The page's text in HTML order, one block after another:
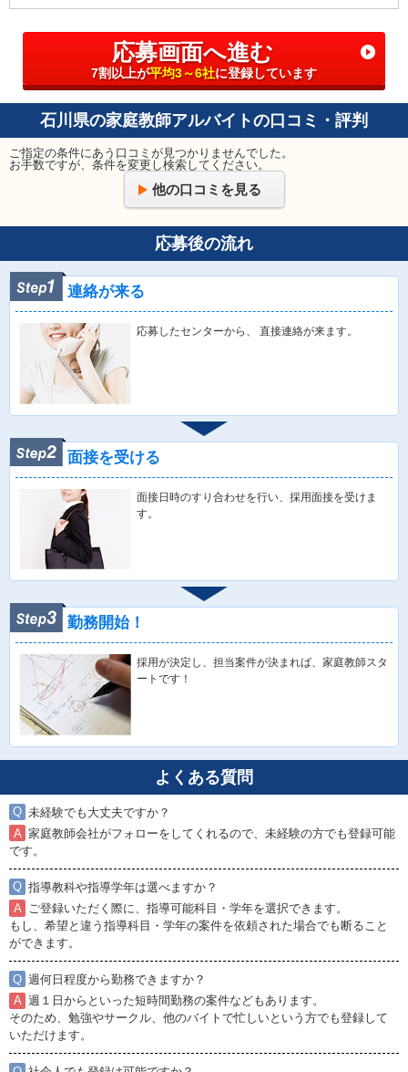
応募画面へ進む
7割以上が平均3～6社に登録しています
石川県の家庭教師アルバイトの口コミ・評判
ご指定の条件にあう口コミが見つかりませんでした。
お手数ですが、条件を変更し検索してください。
他の口コミを見る
応募後の流れ
連絡が来る
応募したセンターから、 直接連絡が来ます。
面接を受ける
面接日時のすり合わせを行い、採用面接を受けま
す。
勤務開始！
採用が決定し、担当案件が決まれば、家庭教師スタ
ートです！
よくある質問
未経験でも大丈夫ですか？
家庭教師会社がフォローをしてくれるので、未経験の方でも登録可能
です。
指導教科や指導学年は選べますか？
ご登録いただく際に、指導可能科目・学年を選択できます。
もし、希望と違う指導科目・学年の案件を依頼された場合でも断ること
ができます。
週何日程度から勤務できますか？
週１日からといった短時間勤務の案件などもあります。
そのため、勉強やサークル、他のバイトで忙しいという方でも登録して
いただけます。